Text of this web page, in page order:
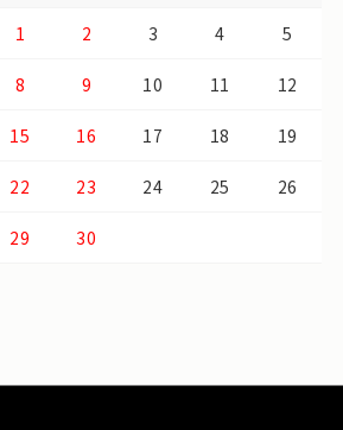
1 2 3 4 5
8 9 10 11 12
15 16 17 18 19
22 23 24 25 26
29 30